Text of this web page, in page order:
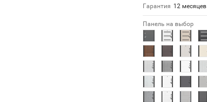
Гарантия 12 месяцев
Панель на выбор